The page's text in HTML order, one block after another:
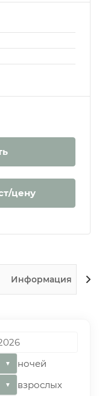
цену
Информация
▼ ночей
▼ взрослых